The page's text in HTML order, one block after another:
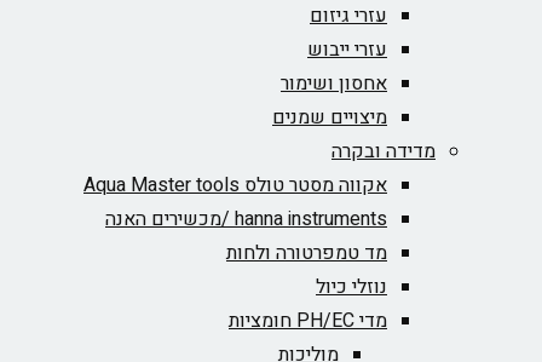
עזרי גיזום
עזרי ייבוש
אחסון ושימור
מיצויים שמנים
מדידה ובקרה
אקווה מסטר טולס Aqua Master tools
hanna instruments /מכשירים האנה
מד טמפרטורה ולחות
נוזלי כיול
מדי PH/EC חומציות
מוליכות